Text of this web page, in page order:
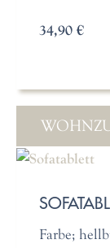
34,90 €
Farbe;